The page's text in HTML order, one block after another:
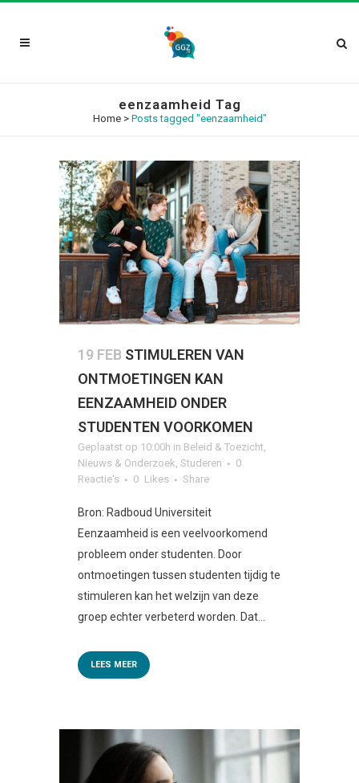
eenzaamheid Tag
Home> Posts tagged "eenzaamheid"
19 FEB STIMULEREN VAN
ONTMOETINGEN KAN
EENZAAMHEID ONDER
STUDENTEN VOORKOMEN
Geplaatst op 10:00h in Beleid & Toezicht,
Nieuws & Onderzoek, Studeren
0
Reactie's
0 Likes Share
Bron: Radboud Universiteit
Eenzaamheid is een veelvoorkomend
probleem onder studenten. Door
ontmoetingen tussen studenten tijdig te
stimuleren kan het welzijn van deze
groep echter verbeterd worden. Dat...
LEES MEER